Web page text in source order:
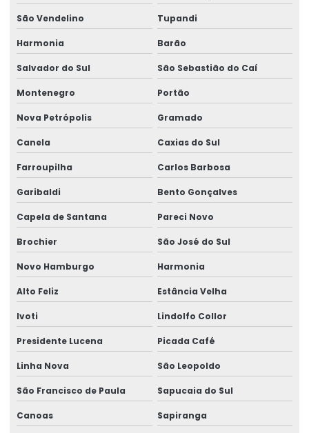
Empresa laudo de periculosidade
Empresa que faz pcmso
Empresa de treinamento de segurança do trabalho
Enviar eventos esocial
Envio do evento s 2221
Envio eventos periódicos esocial
Envio eventos sst esocial
Envio de sst
Envio sst para o esocial
Exame admissão
Exame admissional audiometria
Exame admissional para empresas
Exame admissional glicemia
São Vendelino Tupandi
Harmonia Barão
Salvador do Sul São Sebastião do Caí
Montenegro Portão
Nova Petrópolis Gramado
Canela Caxias do Sul
Farroupilha Carlos Barbosa
Garibaldi Bento Gonçalves
Capela de Santana Pareci Novo
Brochier São José do Sul
Novo Hamburgo Harmonia
Alto Feliz Estância Velha
Ivoti Lindolfo Collor
Presidente Lucena Picada Café
Linha Nova São Leopoldo
São Francisco de Paula Sapucaia do Sul
Canoas Sapiranga